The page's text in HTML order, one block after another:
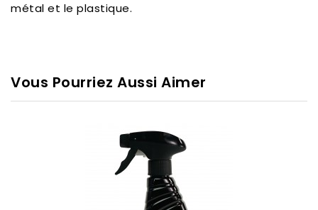
métal et le plastique.
Vous Pourriez Aussi Aimer